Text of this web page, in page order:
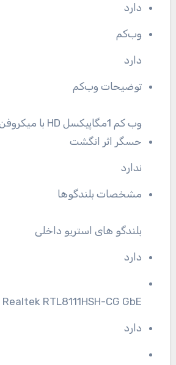
دارد
وب‌کم
دارد
توضیحات وب‌کم
وب کم 1مگاپیکسل HD با میکروفن استریو داخلی
حسگر اثر انگشت
ندارد
مشخصات بلندگوها
بلندگو های استریو داخلی
دارد
RTL8111HSH-CG GbE
دارد